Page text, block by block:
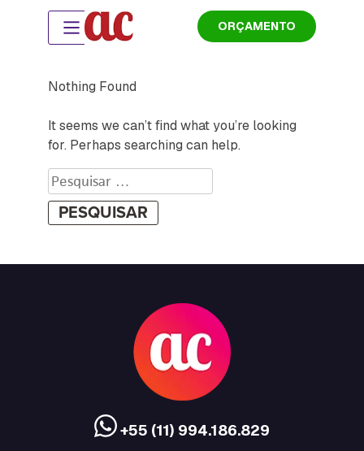
ORÇAMENTO
Nothing Found
It seems we can’t find what you’re looking
for. Perhaps searching can help.
Pesquisar
por:
+55 (11) 994.186.829